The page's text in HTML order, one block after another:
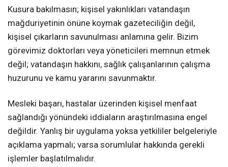
Kusura bakılmasın; kişisel yakınlıkları vatandaşın
mağduriyetinin önüne koymak gazeteciliğin değil,
kişisel çıkarların savunulması anlamına gelir. Bizim
görevimiz doktorları veya yöneticileri memnun etmek
değil; vatandaşın hakkını, sağlık çalışanlarının çalışma
huzurunu ve kamu yararını savunmaktır.
Mesleki başarı, hastalar üzerinden kişisel menfaat
sağlandığı yönündeki iddiaların araştırılmasına engel
değildir. Yanlış bir uygulama yoksa yetkililer belgeleriyle
açıklama yapmalı; varsa sorumlular hakkında gerekli
işlemler başlatılmalıdır.